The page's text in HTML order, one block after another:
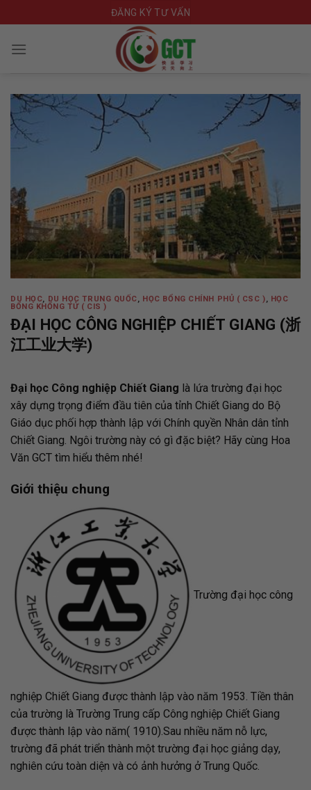
to
content
ĐĂNG KÝ TƯ VẤN
DU HỌC, DU HỌC TRUNG QUỐC, HỌC BỔNG CHÍNH PHỦ ( CSC ), HỌC
BỔNG KHỔNG TỬ ( CIS )
ĐẠI HỌC CÔNG NGHIỆP CHIẾT GIANG (浙
江工业大学)
Đại học Công nghiệp Chiết Giang là lứa trường đại học
xây dựng trọng điểm đầu tiên của tỉnh Chiết Giang do Bộ
Giáo dục phối hợp thành lập với Chính quyền Nhân dân tỉnh
Chiết Giang. Ngôi trường này có gì đặc biệt? Hãy cùng Hoa
Văn GCT tìm hiểu thêm nhé!
Giới thiệu chung
Trường đại học công
nghiệp Chiết Giang được thành lập vào năm 1953. Tiền thân
của trường là Trường Trung cấp Công nghiệp Chiết Giang
được thành lập vào năm( 1910).Sau nhiều năm nỗ lực,
trường đã phát triển thành một trường đại học giảng dạy,
nghiên cứu toàn diện và có ảnh hưởng ở Trung Quốc.